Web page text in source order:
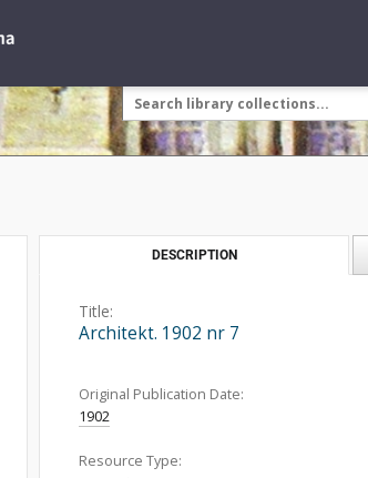
DESCRIPTION
Title:
Architekt. 1902 nr 7
Original Publication Date:
1902
Resource Type: